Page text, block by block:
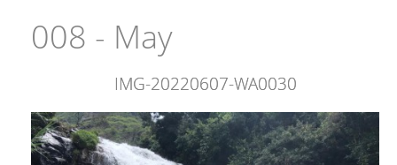
008 - May
IMG-20220607-WA0030